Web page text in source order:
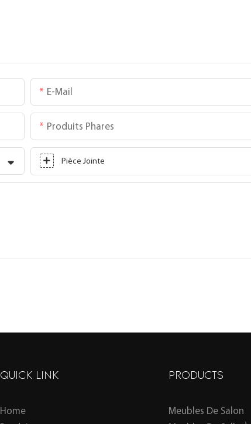
E-Mail
Produits Phares
Pièce Jointe
QUICK LINK
Home
PRODUCTS
Meubles De Salon